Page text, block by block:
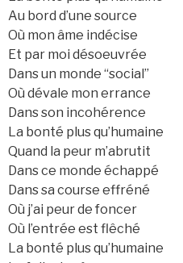
Au bord d’une source
Où mon âme indécise
Et par moi désoeuvrée
Dans un monde “social”
Où dévale mon errance
Dans son incohérence
La bonté plus qu’humaine
Quand la peur m’abrutit
Dans ce monde échappé
Dans sa course effréné
Où j’ai peur de foncer
Où l’entrée est flêché
La bonté plus qu’humaine